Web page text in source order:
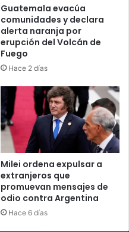
Guatemala evacúa
comunidades y declara
alerta naranja por
erupción del Volcán de
Fuego
Hace 2 días
Milei ordena expulsar a
extranjeros que
promuevan mensajes de
odio contra Argentina
Hace 6 días